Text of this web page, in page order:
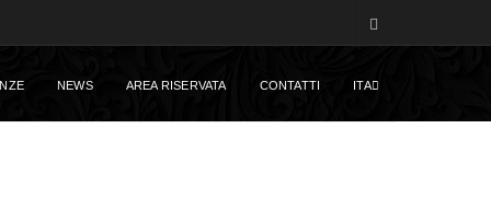
NEWS AREA RISERVATA CONTATTI ITA